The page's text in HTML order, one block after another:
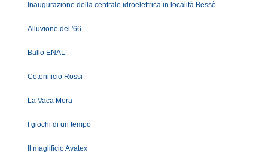
Inaugurazione della centrale idroelettrica in località Bessè.
Alluvione del '66
Ballo ENAL
Cotonificio Rossi
La Vaca Mora
I giochi di un tempo
Il maglificio Avatex